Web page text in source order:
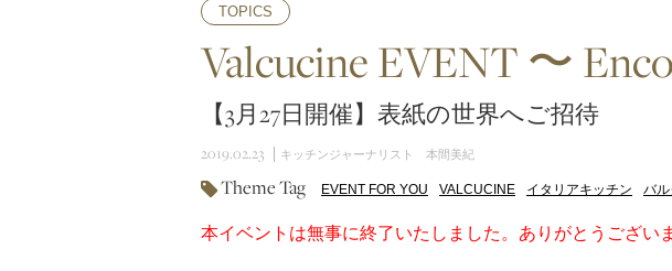
TOPICS
Valcucine EVENT 〜
【3月27日開催】表紙の世界へご招待
2019.02.23 キッチンジャーナリスト 本間美紀
Theme Tag EVENT FOR YOU VALCUCINE イタリアキッチン バ
本イベントは無事に終了いたしました。ありがとうござい